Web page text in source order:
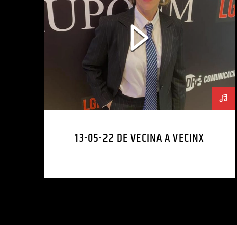
13-05-22 DE VECINA A VECINX